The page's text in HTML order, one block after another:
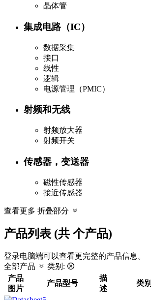
晶体管
集成电路（IC）
数据采集
接口
线性
逻辑
电源管理（PMIC）
射频和无线
射频放大器
射频开关
传感器，变送器
磁性传感器
接近传感器
查看更多 折叠部分
产品列表 (共 个产品)
登录电脑端可以查看更完整的产品信息。
全部产品
类别:
产品
图片
产品型号
描
述
类别